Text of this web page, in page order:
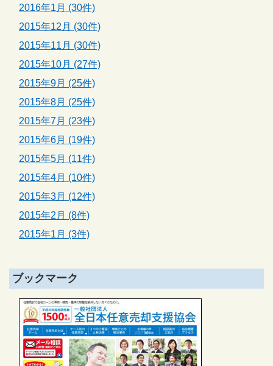
2016年1月 (30件)
2015年12月 (30件)
2015年11月 (30件)
2015年10月 (27件)
2015年9月 (25件)
2015年8月 (25件)
2015年7月 (23件)
2015年6月 (19件)
2015年5月 (11件)
2015年4月 (10件)
2015年3月 (12件)
2015年2月 (8件)
2015年1月 (3件)
ブックマーク